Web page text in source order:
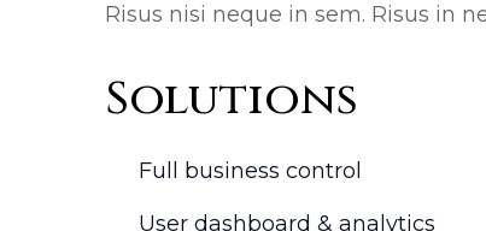
Risus nisi neque in sem. Risus in
Solutions
Full business control
User dashboard & analytics